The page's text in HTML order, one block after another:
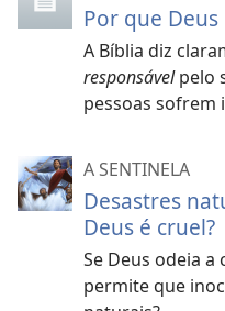
Por que
A Bíblia diz
responsávelpelo
pessoas sofrem
A SENTINELA
Desastres
Deus é cruel?
Se Deus odeia
permite que